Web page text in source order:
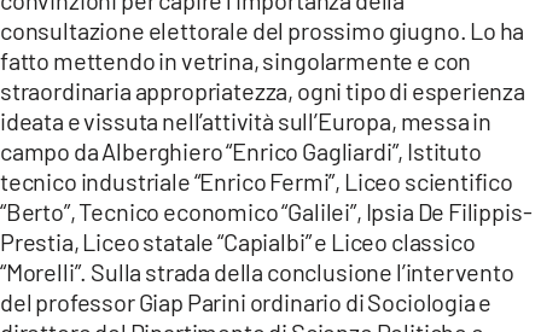
consultazione elettorale del prossimo giugno. Lo ha
fatto mettendo in vetrina, singolarmente e con
straordinaria appropriatezza, ogni tipo di esperienza
ideata e vissuta nell’attività sull’Europa, messa in
campo da Alberghiero “Enrico Gagliardi”, Istituto
tecnico industriale “Enrico Fermi”, Liceo scientifico
“Berto”, Tecnico economico “Galilei”, Ipsia De Filippis-
Prestia, Liceo statale “Capialbi” e Liceo classico
“Morelli”. Sulla strada della conclusione l’intervento
del professor Giap Parini ordinario di Sociologia e